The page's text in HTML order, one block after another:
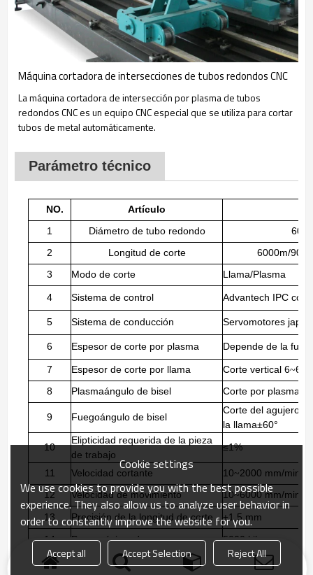
Máquina cortadora de intersecciones de tubos redondos CNC
La máquina cortadora de intersección por plasma de tubos
redondos CNC es un equipo CNC especial que se utiliza para cortar
tubos de metal automáticamente.
Parámetro técnico
NO.
Artículo
1
Diámetro de tubo redondo
60-
2
Longitud de corte
6000m/
3
Modo de corte Llama/Plasma
4 Sistema de control Advantech IPC con
5 Sistema de conducción Servomotores
6 Espesor de corte por plasma Depende de la
7 Espesor de corte por llama Corte vertical 6~
8
Plasmaángulo de bisel Corte por plasma
9 Fuegoángulo de bisel
Corte del agujero
la llama±60°
10
Elipticidad requerida de la pieza
de trabajo
≤1%
11 Velocidad cortante 10~2000 mm/min
12
Velocidad de movimiento 10~6000 mm/min
13
Precisión de la longitud de corte
±1,5 mm
14
Peso máximo de carga 5000 kiloss
Cookie settings
We use cookies to provide you with the best possible
experience. They also allow us to analyze user behavior in
order to constantly improve the website for you.
Accept all Accept Selection
Reject All